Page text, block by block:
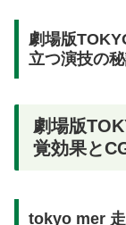
劇場版
立つ演技の
劇場版
覚効果と
tokyo mer